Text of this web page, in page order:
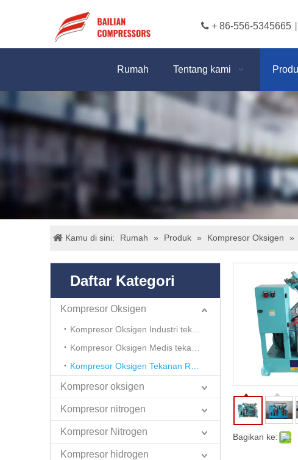
 + 86-556-5345665
Rumah Tentang kami
Kamu di sini: Rumah » Produk » Kompresor Oksigen »
Daftar Kategori
Kompresor Oksigen
Kompresor oksigen
Kompresor nitrogen
Kompresor Nitrogen
Kompresor hidrogen
Bagikan ke: